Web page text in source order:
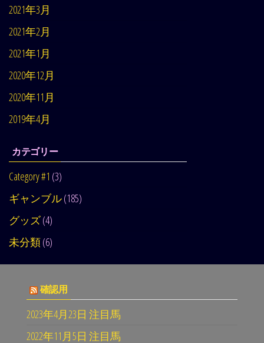
2021年3月
2021年2月
2021年1月
2020年12月
2020年11月
2019年4月
カテゴリー
Category #1 (3)
ギャンブル(185)
グッズ(4)
未分類(6)
確認用
2023年4月23日 注目馬
2022年11月5日 注目馬